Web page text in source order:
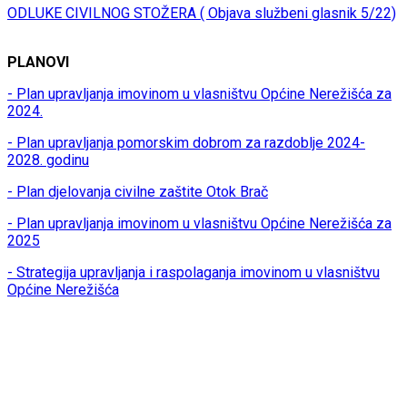
ODLUKE CIVILNOG STOŽERA ( Objava službeni glasnik 5/22)
PLANOVI
- Plan upravljanja imovinom u vlasništvu Općine Nerežišća za
2024.
- Plan upravljanja pomorskim dobrom za razdoblje 2024-
2028. godinu
- Plan djelovanja civilne zaštite Otok Brač
- Plan upravljanja imovinom u vlasništvu Općine Nerežišća za
2025
- Strategija upravljanja i raspolaganja imovinom u vlasništvu
Općine Nerežišća